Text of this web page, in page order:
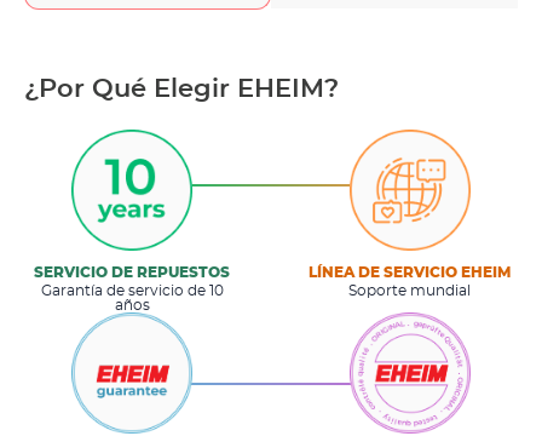
¿Por Qué Elegir EHEIM?
SERVICIO DE REPUESTOS
Garantía de servicio de 10
años
LÍNEA DE SERVICIO EHEIM
Soporte mundial